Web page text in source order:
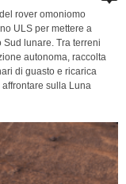
rover omoniomo
ULS per mettere a
lunare. Tra terreni
autonoma, raccolta
di guasto e ricarica
sulla Luna